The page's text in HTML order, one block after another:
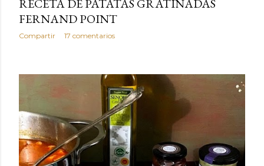
RECETA DE PATATAS GRATINADAS
FERNAND POINT
Compartir 17 comentarios